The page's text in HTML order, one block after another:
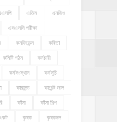
এতিম এনজিও
এসএসসি পরীক্ষা
কনফিডেন্স কবিতা
কমিটি গঠন কর্মচারী
কর্মসংস্থান কর্মসূচি
কারাদন্ড কারেন্ট জাল
কাঁসা কাঁসা শিল্প
কৃষক কৃষকদল